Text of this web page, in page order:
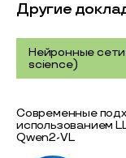
Другие
Нейронные
science)
Современные
использованием
Qwen2-VL